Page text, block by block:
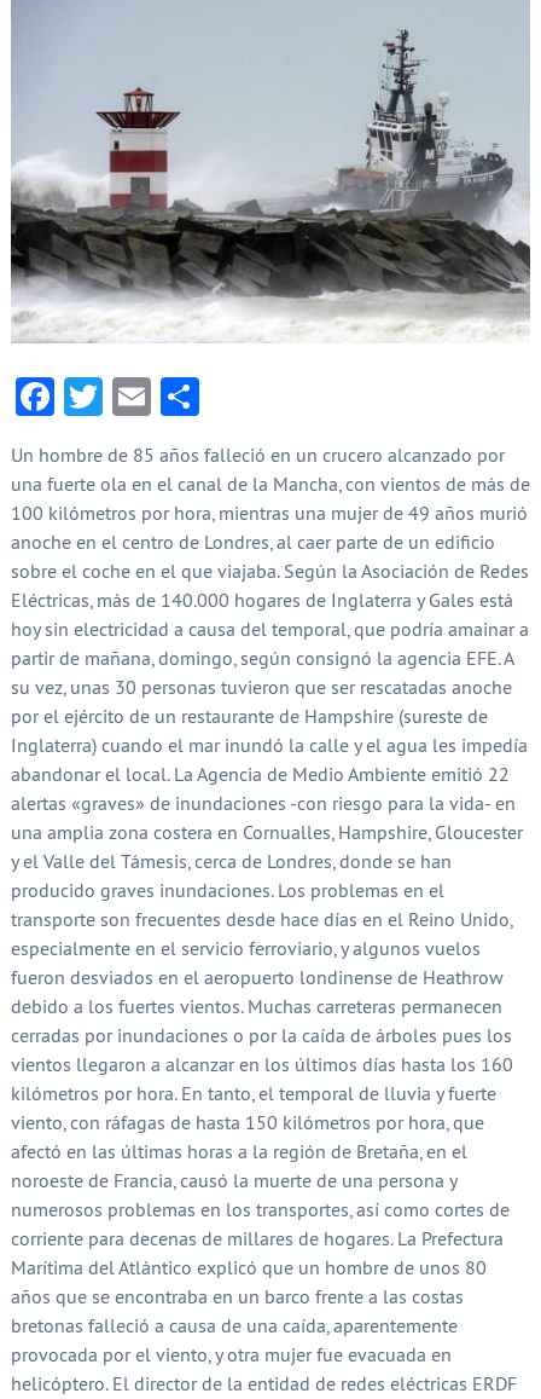
Facebook
Twitter
EmailCompartir
Un hombre de 85 años falleció en un crucero alcanzado por
una fuerte ola en el canal de la Mancha, con vientos de más de
100 kilómetros por hora, mientras una mujer de 49 años murió
anoche en el centro de Londres, al caer parte de un edificio
sobre el coche en el que viajaba. Según la Asociación de Redes
Eléctricas, más de 140.000 hogares de Inglaterra y Gales está
hoy sin electricidad a causa del temporal, que podría amainar a
partir de mañana, domingo, según consignó la agencia EFE. A
su vez, unas 30 personas tuvieron que ser rescatadas anoche
por el ejército de un restaurante de Hampshire (sureste de
Inglaterra) cuando el mar inundó la calle y el agua les impedía
abandonar el local. La Agencia de Medio Ambiente emitió 22
alertas «graves» de inundaciones -con riesgo para la vida- en
una amplia zona costera en Cornualles, Hampshire, Gloucester
y el Valle del Támesis, cerca de Londres, donde se han
producido graves inundaciones. Los problemas en el
transporte son frecuentes desde hace días en el Reino Unido,
especialmente en el servicio ferroviario, y algunos vuelos
fueron desviados en el aeropuerto londinense de Heathrow
debido a los fuertes vientos. Muchas carreteras permanecen
cerradas por inundaciones o por la caída de árboles pues los
vientos llegaron a alcanzar en los últimos días hasta los 160
kilómetros por hora. En tanto, el temporal de lluvia y fuerte
viento, con ráfagas de hasta 150 kilómetros por hora, que
afectó en las últimas horas a la región de Bretaña, en el
noroeste de Francia, causó la muerte de una persona y
numerosos problemas en los transportes, así como cortes de
corriente para decenas de millares de hogares. La Prefectura
Marítima del Atlántico explicó que un hombre de unos 80
años que se encontraba en un barco frente a las costas
bretonas falleció a causa de una caída, aparentemente
provocada por el viento, y otra mujer fue evacuada en
helicóptero. El director de la entidad de redes eléctricas ERDF